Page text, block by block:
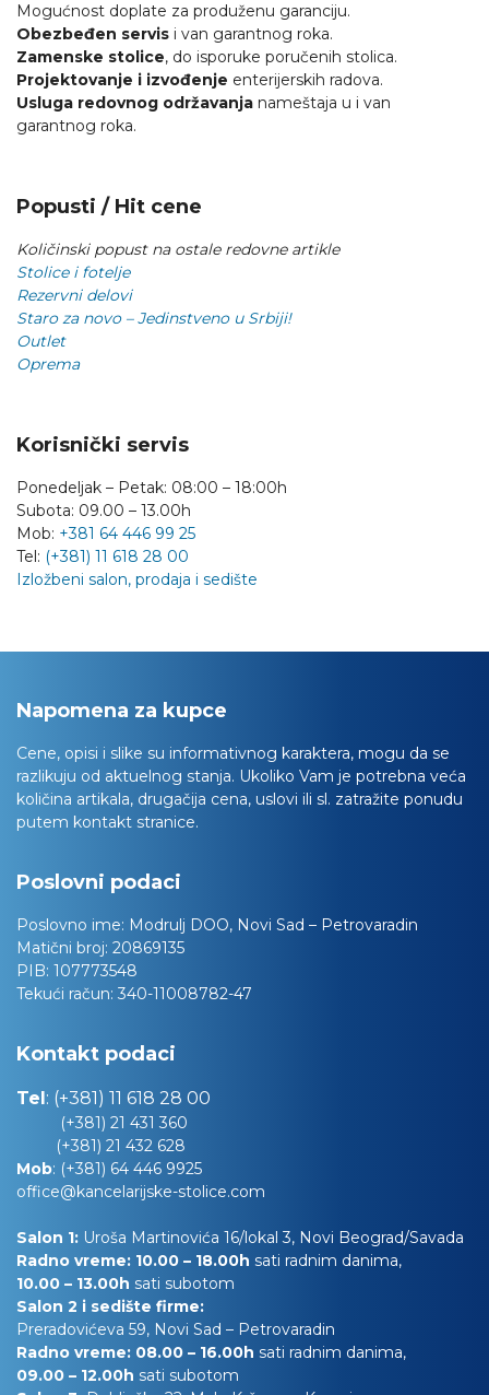
Mogućnost doplate za produženu garanciju.
Obezbeđen servis i van garantnog roka.
Zamenske stolice, do isporuke poručenih stolica.
Projektovanje i izvođenje enterijerskih radova.
Usluga redovnog održavanja nameštaja u i van
garantnog roka.
Popusti / Hit cene
Količinski popust na ostale redovne artikle
Stolice i fotelje
Rezervni delovi
Staro za novo – Jedinstveno u Srbiji!
Outlet
Oprema
Korisnički servis
Ponedeljak – Petak: 08:00 – 18:00h
Subota: 09.00 – 13.00h
Mob: +381 64 446 99 25
Tel: (+381) 11 618 28 00
Izložbeni salon, prodaja i sedište
Napomena za kupce
Cene, opisi i slike su informativnog karaktera, mogu da se
razlikuju od aktuelnog stanja. Ukoliko Vam je potrebna veća
količina artikala, drugačija cena, uslovi ili sl. zatražite ponudu
putem kontakt stranice.
Poslovni podaci
Poslovno ime: Modrulj DOO, Novi Sad – Petrovaradin
Matični broj: 20869135
PIB: 107773548
Tekući račun: 340-11008782-47
Kontakt podaci
Tel: (+381) 11 618 28 00
(+381) 21 431 360
(+381) 21 432 628
Mob: (+381) 64 446 9925
office@kancelarijske-stolice.com
Salon 1: Uroša Martinovića 16/lokal 3, Novi Beograd/Savada
Radno vreme: 10.00 – 18.00h sati radnim danima,
10.00 – 13.00h sati subotom
Salon 2 i sedište firme:
Preradovićeva 59, Novi Sad – Petrovaradin
Radno vreme: 08.00 – 16.00h sati radnim danima,
09.00 – 12.00h sati subotom